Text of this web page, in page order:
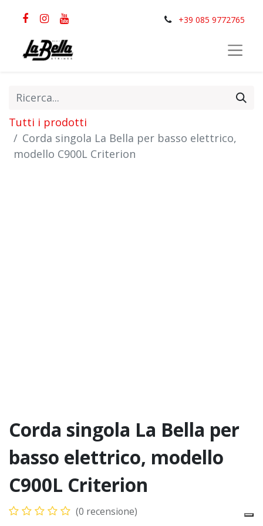
+39 085 9772765
Tutti i prodotti
Corda singola La Bella per basso elettrico,
modello C900L Criterion
Corda singola La Bella per
basso elettrico, modello
C900L Criterion
(0 recensione)